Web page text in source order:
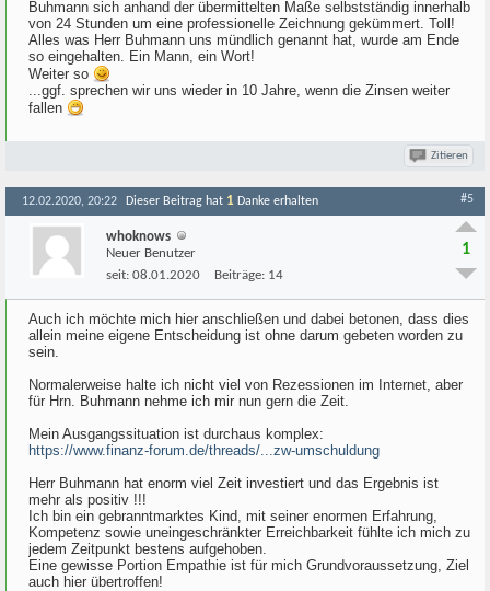
Buhmann sich anhand der übermittelten Maße selbstständig innerhalb
von 24 Stunden um eine professionelle Zeichnung gekümmert. Toll!
Alles was Herr Buhmann uns mündlich genannt hat, wurde am Ende
so eingehalten. Ein Mann, ein Wort!
Weiter so
...ggf. sprechen wir uns wieder in 10 Jahre, wenn die Zinsen weiter
fallen
Zitieren
12.02.2020, 20:22 Dieser Beitrag hat 1 Danke erhalten #5
whoknows
Neuer Benutzer
seit: 08.01.2020 Beiträge: 14
1
Auch ich möchte mich hier anschließen und dabei betonen, dass dies
allein meine eigene Entscheidung ist ohne darum gebeten worden zu
sein.
Normalerweise halte ich nicht viel von Rezessionen im Internet, aber
für Hrn. Buhmann nehme ich mir nun gern die Zeit.
Mein Ausgangssituation ist durchaus komplex:
https://www.finanz-forum.de/threads/...zw-umschuldung
Herr Buhmann hat enorm viel Zeit investiert und das Ergebnis ist
mehr als positiv !!!
Ich bin ein gebranntmarktes Kind, mit seiner enormen Erfahrung,
Kompetenz sowie uneingeschränkter Erreichbarkeit fühlte ich mich zu
jedem Zeitpunkt bestens aufgehoben.
Eine gewisse Portion Empathie ist für mich Grundvoraussetzung, Ziel
auch hier übertroffen!